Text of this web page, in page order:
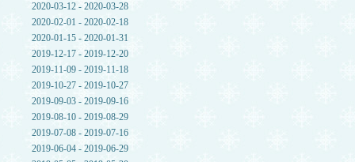
2020-03-12 - 2020-03-28
2020-02-01 - 2020-02-18
2020-01-15 - 2020-01-31
2019-12-17 - 2019-12-20
2019-11-09 - 2019-11-18
2019-10-27 - 2019-10-27
2019-09-03 - 2019-09-16
2019-08-10 - 2019-08-29
2019-07-08 - 2019-07-16
2019-06-04 - 2019-06-29